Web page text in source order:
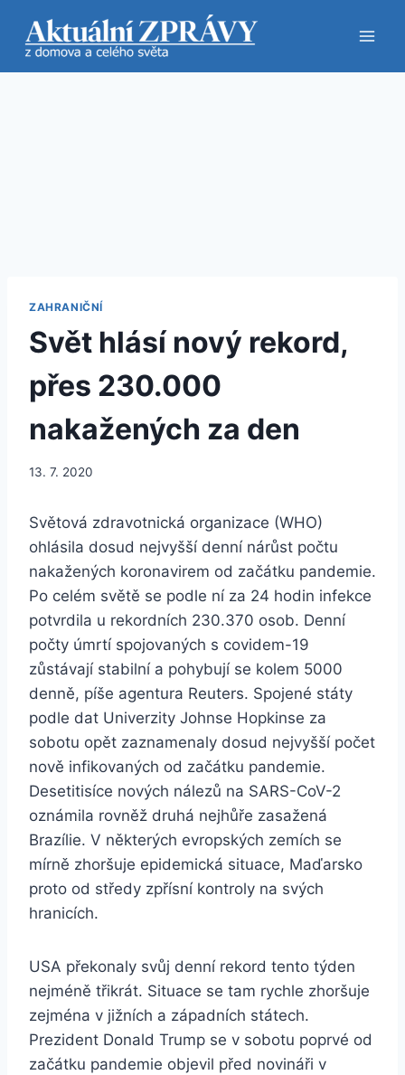
obsah
ZAHRANIČNÍ
Svět hlásí nový rekord,
přes 230.000
nakažených za den
13. 7. 2020
Světová zdravotnická organizace (WHO)
ohlásila dosud nejvyšší denní nárůst počtu
nakažených koronavirem od začátku pandemie.
Po celém světě se podle ní za 24 hodin infekce
potvrdila u rekordních 230.370 osob. Denní
počty úmrtí spojovaných s covidem-19
zůstávají stabilní a pohybují se kolem 5000
denně, píše agentura Reuters. Spojené státy
podle dat Univerzity Johnse Hopkinse za
sobotu opět zaznamenaly dosud nejvyšší počet
nově infikovaných od začátku pandemie.
Desetitisíce nových nálezů na SARS-CoV-2
oznámila rovněž druhá nejhůře zasažená
Brazílie. V některých evropských zemích se
mírně zhoršuje epidemická situace, Maďarsko
proto od středy zpřísní kontroly na svých
hranicích.
USA překonaly svůj denní rekord tento týden
nejméně třikrát. Situace se tam rychle zhoršuje
zejména v jižních a západních státech.
Prezident Donald Trump se v sobotu poprvé od
začátku pandemie objevil před novináři v